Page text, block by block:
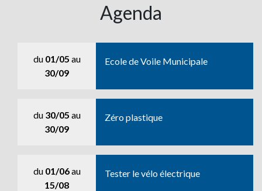
Agenda
du 01/05 au
30/09
Ecole de Voile Municipale
du 30/05 au
30/09
Zéro plastique
du 01/06au
15/08
Tester le vélo électrique